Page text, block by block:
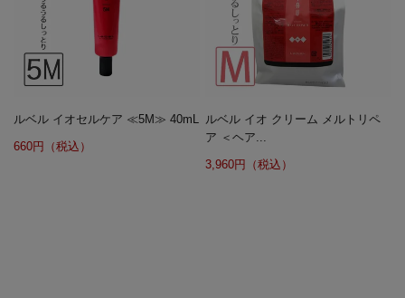
ルベル イオセルケア ≪5M≫ 40mL
660円（税込）
ルベル イオ クリーム メルトリペ
ア ＜ヘア...
3,960円（税込）